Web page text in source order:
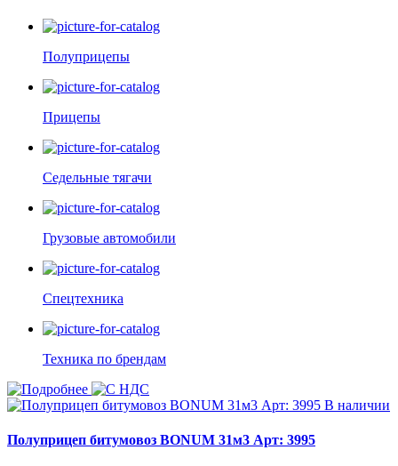
Полуприцепы
Прицепы
Седельные тягачи
Грузовые автомобили
Спецтехника
Техника по брендам
В наличии
Полуприцеп битумовоз BONUM 31м3 Арт: 3995